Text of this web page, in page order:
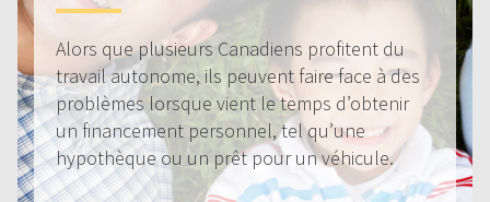
Alors que plusieurs Canadiens profitent du
travail autonome, ils peuvent faire face à des
problèmes lorsque vient le temps d’obtenir
un financement personnel, tel qu’une
hypothèque ou un prêt pour un véhicule.